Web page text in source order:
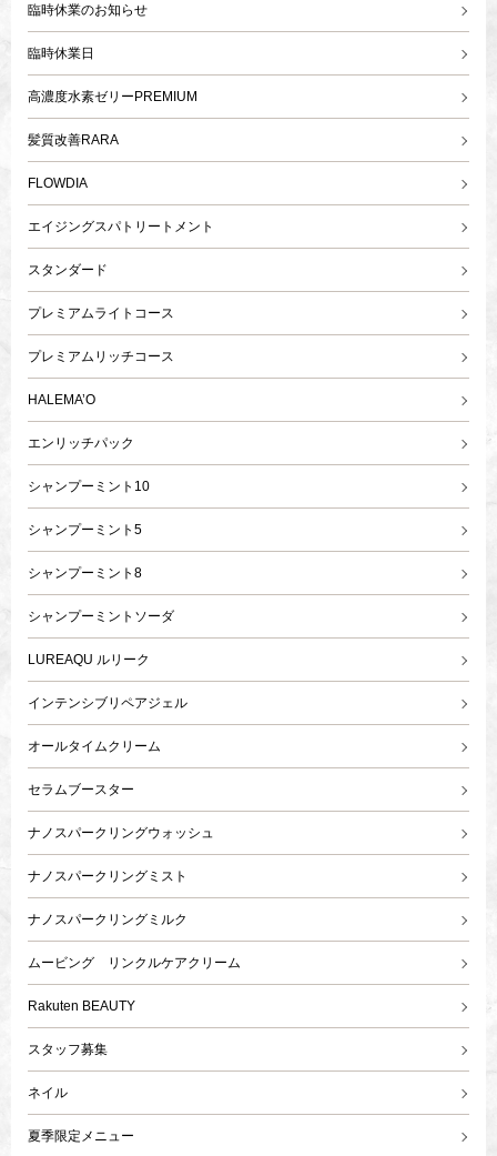
臨時休業のお知らせ
臨時休業日
高濃度水素ゼリーPREMIUM
髪質改善RARA
FLOWDIA
エイジングスパトリートメント
スタンダード
プレミアムライトコース
プレミアムリッチコース
HALEMA’O
エンリッチパック
シャンプーミント10
シャンプーミント5
シャンプーミント8
シャンプーミントソーダ
LUREAQU ルリーク
インテンシブリペアジェル
オールタイムクリーム
セラムブースター
ナノスパークリングウォッシュ
ナノスパークリングミスト
ナノスパークリングミルク
ムービング リンクルケアクリーム
Rakuten BEAUTY
スタッフ募集
ネイル
夏季限定メニュー